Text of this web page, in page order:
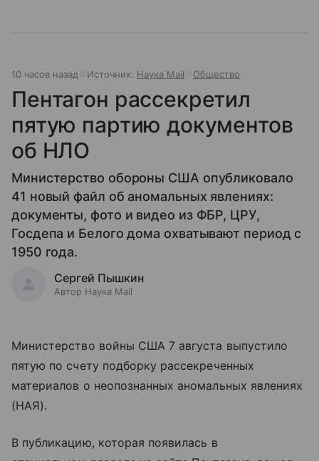
10 часов назад Источник: Наука Mail Общество
Пентагон рассекретил
пятую партию документов
об НЛО
Министерство обороны США опубликовало
41 новый файл об аномальных явлениях:
документы, фото и видео из ФБР, ЦРУ,
Госдепа и Белого дома охватывают период с
1950 года.
Сергей Пышкин
Автор Наука Mail
Министерство войны США 7 августа выпустило
пятую по счету подборку рассекреченных
материалов о неопознанных аномальных явлениях
(НАЯ).
В публикацию, которая появилась в